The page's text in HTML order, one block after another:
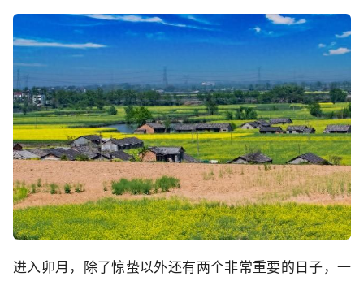
进入卯月，除了惊蛰以外还有两个非常重要的日子，一